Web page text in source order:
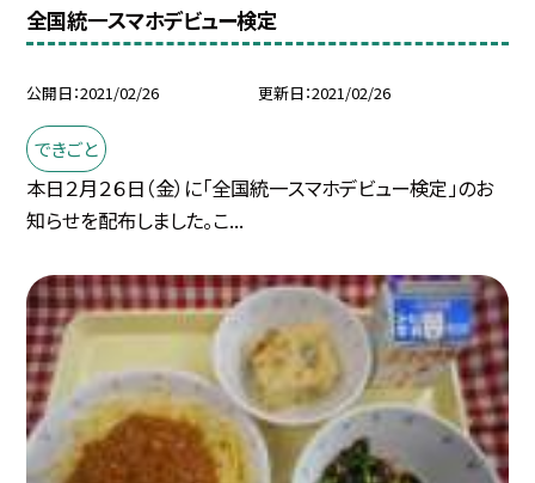
全国統一スマホデビュー検定
公開日 2021/02/26 更新日 2021/02/26
できごと
本日２月２６日（金）に「全国統一スマホデビュー検定」のお
知らせを配布しました。こ...